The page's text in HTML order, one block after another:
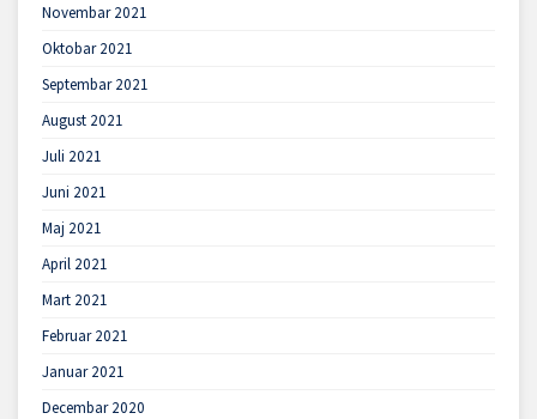
Novembar 2021
Oktobar 2021
Septembar 2021
August 2021
Juli 2021
Juni 2021
Maj 2021
April 2021
Mart 2021
Februar 2021
Januar 2021
Decembar 2020